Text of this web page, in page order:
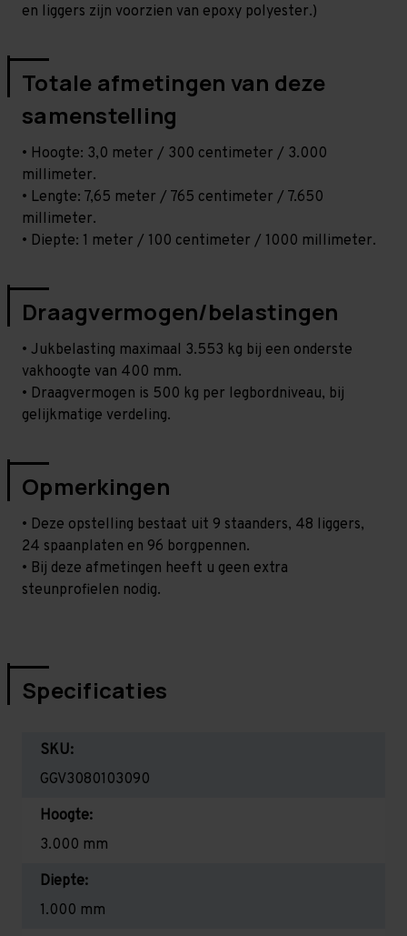
en liggers zijn voorzien van epoxy polyester.)
Totale afmetingen van deze
samenstelling
• Hoogte: 3,0 meter / 300 centimeter / 3.000
millimeter.
• Lengte: 7,65 meter / 765 centimeter / 7.650
millimeter.
• Diepte: 1 meter / 100 centimeter / 1000 millimeter.
Draagvermogen/belastingen
• Jukbelasting maximaal 3.553 kg bij een onderste
vakhoogte van 400 mm.
• Draagvermogen is 500 kg per legbordniveau, bij
gelijkmatige verdeling.
Opmerkingen
• Deze opstelling bestaat uit 9 staanders, 48 liggers,
24 spaanplaten en 96 borgpennen.
• Bij deze afmetingen heeft u geen extra
steunprofielen nodig.
Specificaties
SKU:
GGV3080103090
Hoogte:
3.000 mm
Diepte:
1.000 mm